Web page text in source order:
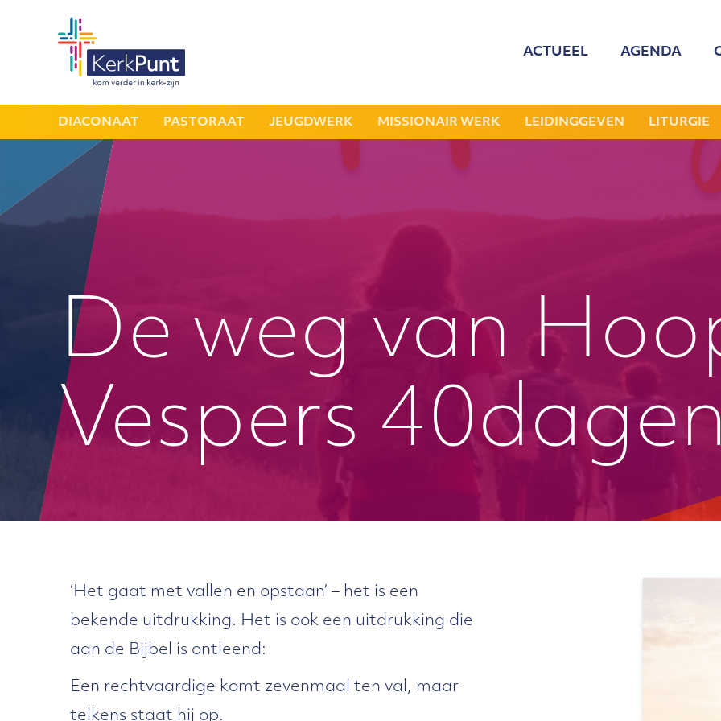
ACTUEEL AGENDA
GEZOCHT:
DIACONAAT PASTORAAT JEUGDWERK MISSIONAIR WERK LEIDINGGEVEN LITURGIE
De weg van
Vespers
‘Het gaat met vallen en opstaan’ – het is een
bekende uitdrukking. Het is ook een uitdrukking die
aan de Bijbel is ontleend:
Een rechtvaardige komt zevenmaal ten val, maar
telkens staat hij op.